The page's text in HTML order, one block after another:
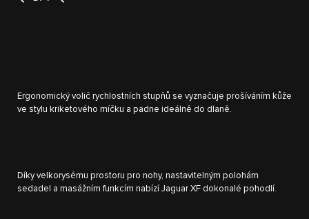
Ergonomický volič rychlostních stupňů se vyznačuje prošíváním kůže
ve stylu kriketového míčku a padne ideálně do dlaně.
Díky velkorysému prostoru pro nohy, nastavitelným polohám
sedadel a masážním funkcím nabízí Jaguar XF dokonalé pohodlí.